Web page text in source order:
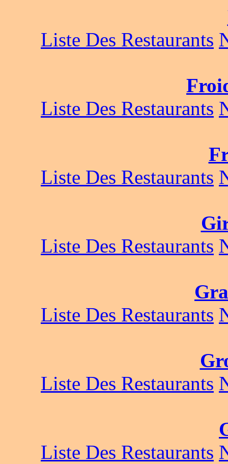
Liste Des Restaurants
Liste Des Restaurants
Liste Des Restaurants
Liste Des Restaurants
Liste Des Restaurants
Liste Des Restaurants
Liste Des Restaurants